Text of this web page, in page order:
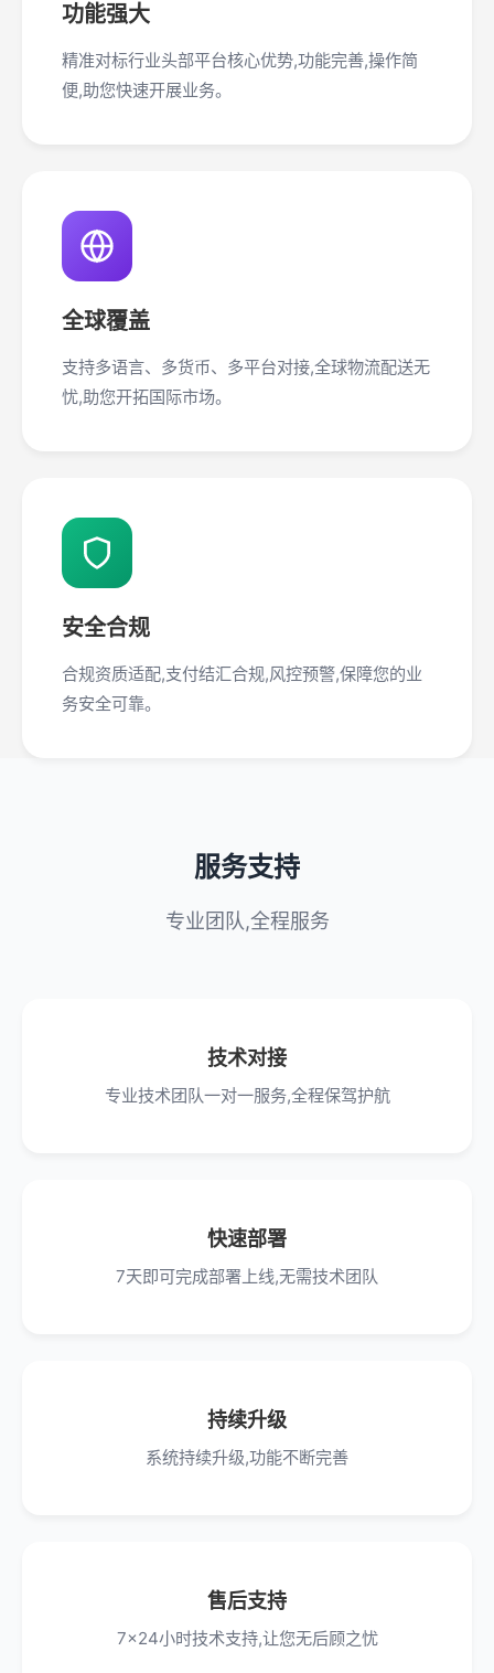
功能强大
精准对标行业头部平台核心优势,功能完善,操作简
便,助您快速开展业务。
全球覆盖
支持多语言、多货币、多平台对接,全球物流配送无
忧,助您开拓国际市场。
安全合规
合规资质适配,支付结汇合规,风控预警,保障您的业
务安全可靠。
服务支持
专业团队,全程服务
技术对接
专业技术团队一对一服务,全程保驾护航
快速部署
7天即可完成部署上线,无需技术团队
持续升级
系统持续升级,功能不断完善
售后支持
7x24小时技术支持,让您无后顾之忧